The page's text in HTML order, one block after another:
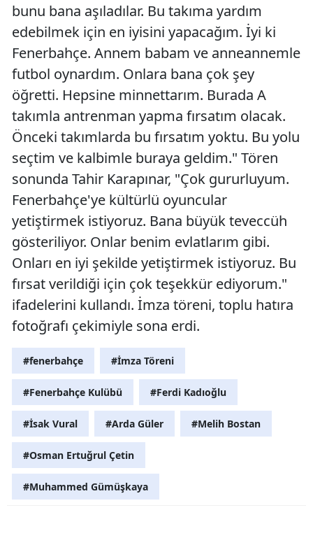
bunu bana aşıladılar. Bu takıma yardım
edebilmek için en iyisini yapacağım. İyi ki
Fenerbahçe. Annem babam ve anneannemle
futbol oynardım. Onlara bana çok şey
öğretti. Hepsine minnettarım. Burada A
takımla antrenman yapma fırsatım olacak.
Önceki takımlarda bu fırsatım yoktu. Bu yolu
seçtim ve kalbimle buraya geldim." Tören
sonunda Tahir Karapınar, "Çok gururluyum.
Fenerbahçe'ye kültürlü oyuncular
yetiştirmek istiyoruz. Bana büyük teveccüh
gösteriliyor. Onlar benim evlatlarım gibi.
Onları en iyi şekilde yetiştirmek istiyoruz. Bu
fırsat verildiği için çok teşekkür ediyorum."
ifadelerini kullandı. İmza töreni, toplu hatıra
fotoğrafı çekimiyle sona erdi.
#fenerbahçe #İmza Töreni
#Fenerbahçe Kulübü #Ferdi Kadıoğlu
#İsak Vural #Arda Güler #Melih Bostan
#Osman Ertuğrul Çetin
#Muhammed Gümüşkaya